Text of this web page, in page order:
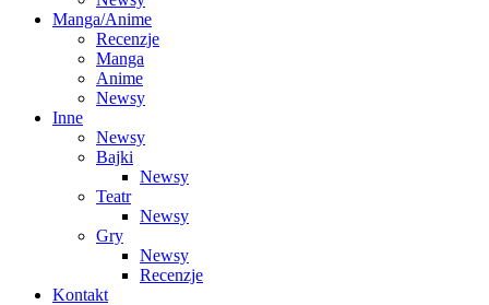
Manga/Anime
Recenzje
Manga
Anime
Newsy
Inne
Newsy
Bajki
Newsy
Teatr
Newsy
Gry
Newsy
Recenzje
Kontakt